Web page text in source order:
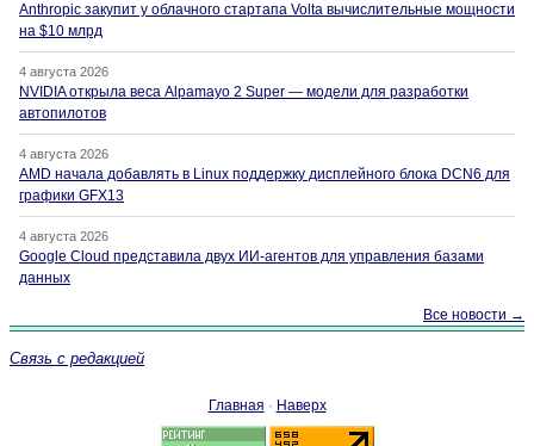
Anthropic закупит у облачного стартапа Volta вычислительные мощности
на $10 млрд
4 августа 2026
NVIDIA открыла веса Alpamayo 2 Super — модели для разработки
автопилотов
4 августа 2026
AMD начала добавлять в Linux поддержку дисплейного блока DCN6 для
графики GFX13
4 августа 2026
Google Cloud представила двух ИИ-агентов для управления базами
данных
Все новости →
Связь с редакцией
Главная · Наверх